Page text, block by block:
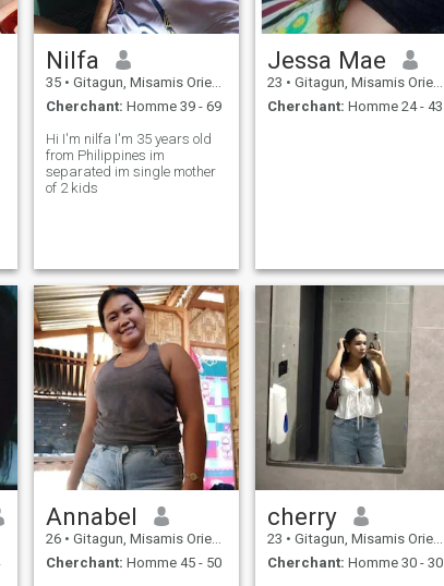
Nilfa
35 • Gitagun, Misamis Oriental, Philippines
Cherchant: Homme 39 - 69
Hi I'm nilfa I'm 35 years old
from Philippines im
separated im single mother
of 2 kids
Jessa Mae
23 • Gitagun, Misamis Oriental, Philippines
Cherchant: Homme 24 - 43
Annabel
26 • Gitagun, Misamis Oriental, Philippines
Cherchant: Homme 45 - 50
cherry
23 • Gitagun, Misamis Oriental, Philippines
Cherchant: Homme 30 - 30